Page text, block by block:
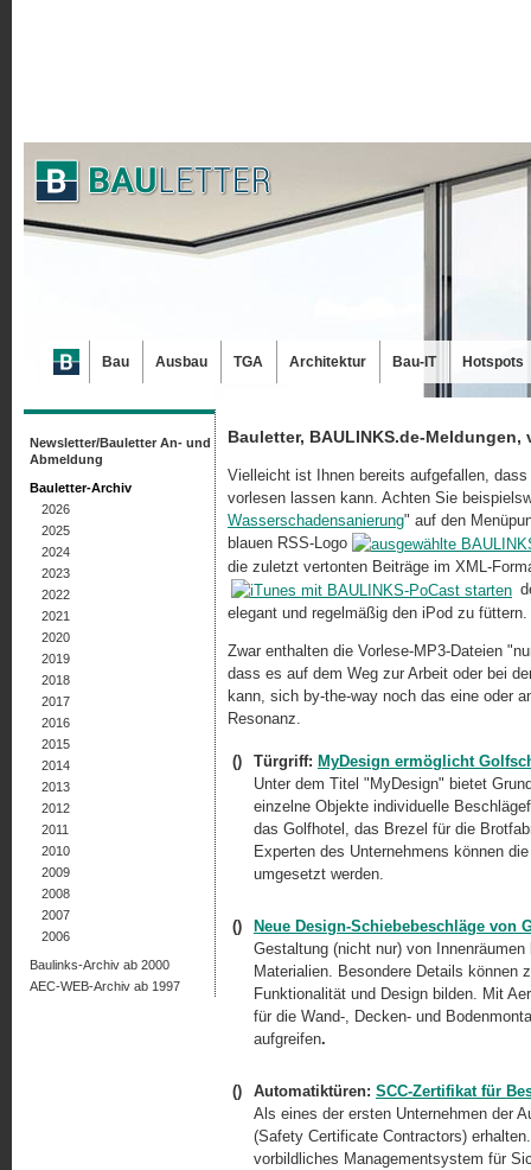
Bauletter, BAULINKS.de-Meldungen,
Vielleicht ist Ihnen bereits aufgefallen,
vorlesen lassen kann. Achten Sie
Wasserschadensanierung" auf den
blauen RSS-Logo
die zuletzt vertonten Beiträge im XML-
elegant und regelmäßig den iPod zu füttern.
Zwar enthalten die Vorlese-MP3-Dateien
dass es auf dem Weg zur Arbeit oder bei
kann, sich by-the-way noch das eine oder
Resonanz.
() Türgriff: MyDesign ermöglicht
Unter dem Titel "MyDesign" bietet
einzelne Objekte individuelle
das Golfhotel, das Brezel für die
Experten des Unternehmens können
umgesetzt werden.
()
Neue Design-Schiebebeschläge von
Gestaltung (nicht nur) von
Materialien. Besondere Details können
Funktionalität und Design bilden. Mit
für die Wand-, Decken- und
aufgreifen.
() Automatiktüren: SCC-Zertifikat für
Als eines der ersten Unternehmen der
(Safety Certificate Contractors)
vorbildliches Managementsystem für
Newsletter/Bauletter An- und
Abmeldung
Bauletter-Archiv
2026
2025
2024
2023
2022
2021
2020
2019
2018
2017
2016
2015
2014
2013
2012
2011
2010
2009
2008
2007
2006
Baulinks-Archiv ab 2000
AEC-WEB-Archiv ab 1997
Bau Ausbau TGA Architektur Bau-IT Hotspots